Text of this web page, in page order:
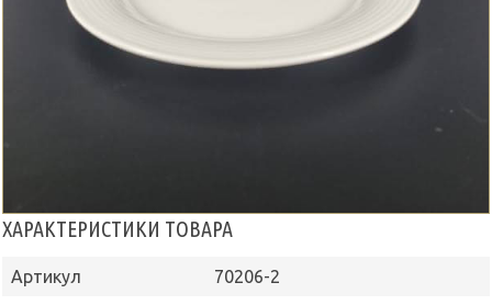
ХАРАКТЕРИСТИКИ ТОВАРА
Артикул
70206-2